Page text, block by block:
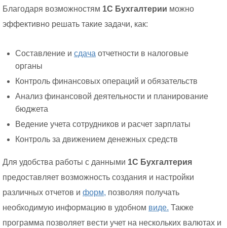
Благодаря возможностям 1С Бухгалтерии можно
эффективно решать такие задачи, как:
Составление и сдача отчетности в налоговые
органы
Контроль финансовых операций и обязательств
Анализ финансовой деятельности и планирование
бюджета
Ведение учета сотрудников и расчет зарплаты
Контроль за движением денежных средств
Для удобства работы с данными 1С Бухгалтерия
предоставляет возможность создания и настройки
различных отчетов и форм, позволяя получать
необходимую информацию в удобном виде. Также
программа позволяет вести учет на нескольких валютах и